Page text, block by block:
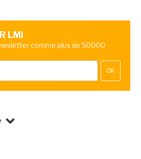
LMI
comme plus de 50000
OK